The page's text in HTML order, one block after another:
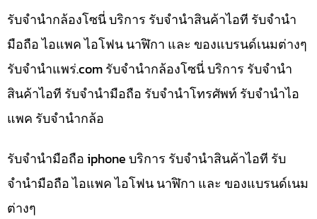
รับจำนำกล้องโซนี่ บริการ รับจำนำสินค้าไอที รับจำนำ
มือถือ ไอแพค ไอโฟน นาฬิกา และ ของแบรนด์เนมต่างๆ
รับจํานําแพร่.com รับจำนำกล้องโซนี่ บริการ รับจำนำ
สินค้าไอที รับจำนำมือถือ รับจำนำโทรศัพท์ รับจำนำไอ
แพค รับจำนำกล้อ
รับจำนำมือถือ iphone บริการ รับจำนำสินค้าไอที รับ
จำนำมือถือ ไอแพค ไอโฟน นาฬิกา และ ของแบรนด์เนม
ต่างๆ